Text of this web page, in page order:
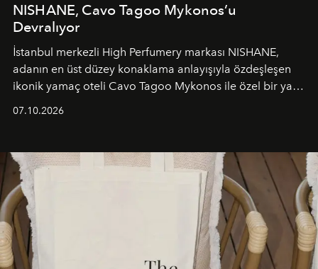
NISHANE, Cavo Tagoo Mykonos’u
Devralıyor
İstanbul merkezli High Perfumery markası NISHANE,
adanın en üst düzey konaklama anlayışıyla özdeşleşen
ikonik yamaç oteli Cavo Tagoo Mykonos ile özel bir yaz
buluşturarak markanın Cavo Tagoo’daki varlığını
sürükleyici ve mevsime özel bir deneyime dönüştürüyor.
07.10.2026